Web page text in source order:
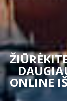
ONLINE